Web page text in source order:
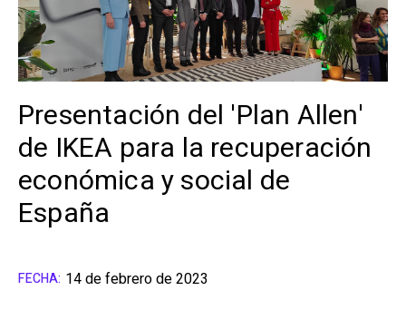
Presentación del 'Plan Allen'
de IKEA para la recuperación
económica y social de
España
FECHA: 14 de febrero de 2023